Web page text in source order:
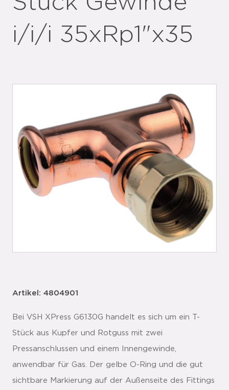
i/i/i 35xRp1"x35
Artikel: 4804901
Bei VSH XPress G6130G handelt es sich um ein T-
Stück aus Kupfer und Rotguss mit zwei
Pressanschlussen und einem Innengewinde,
anwendbar für Gas. Der gelbe O-Ring und die gut
sichtbare Markierung auf der Außenseite des Fittings